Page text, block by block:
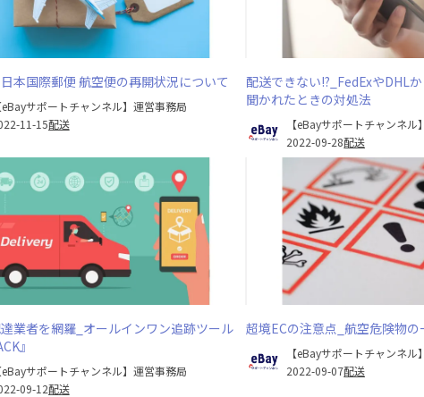
日本国際郵便 航空便の再開状況について
eBayサポートチャンネル】運営事務局
11-15配送
配送できない!?_FedExやDHL
聞かれたときの対処法
【eBayサポートチャンネル
2022-09-28配送
業者を網羅_オールインワン追跡ツール
』
eBayサポートチャンネル】運営事務局
09-12配送
超境ECの注意点_航空危険物の
【eBayサポートチャンネル
2022-09-07配送